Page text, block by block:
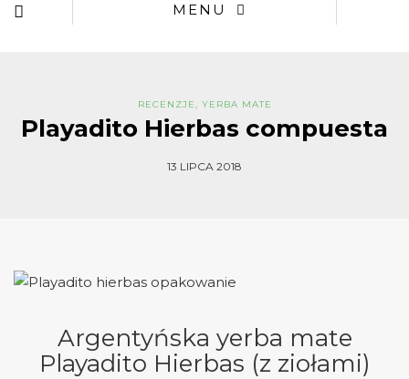
MENU
RECENZJE, YERBA MATE
Playadito Hierbas compuesta
13 LIPCA 2018
Argentyńska yerba mate
Playadito Hierbas (z ziołami)